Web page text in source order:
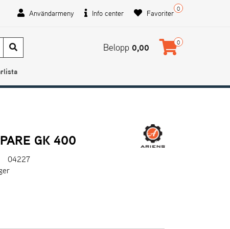
Användarmeny Info center 0
Favoriter
Belopp 0,00 0
GK 400
04227